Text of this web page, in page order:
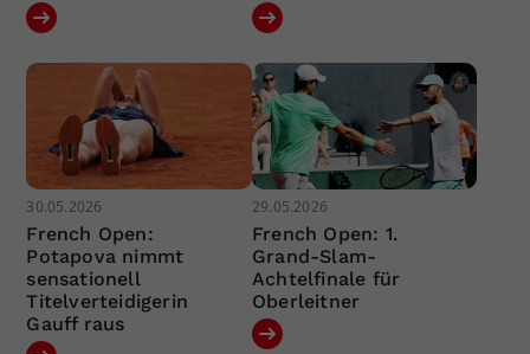
30.05.2026
French Open:
Potapova nimmt
sensationell
Titelverteidigerin
Gauff raus
29.05.2026
French Open: 1.
Grand-Slam-
Achtelfinale für
Oberleitner